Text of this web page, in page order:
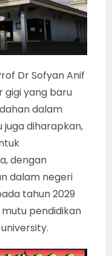
Dr Sofyan Anif
gigi yang baru
dalam
juga diharapkan,
dengan
dalam negeri
tahun 2029
pendidikan